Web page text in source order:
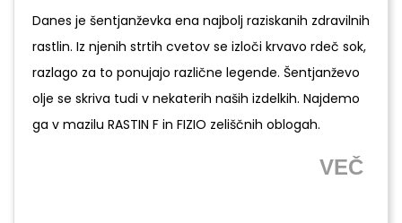
Danes je šentjanževka ena najbolj raziskanih zdravilnih
rastlin. Iz njenih strtih cvetov se izloči krvavo rdeč sok,
razlago za to ponujajo različne legende. Šentjanževo
olje se skriva tudi v nekaterih naših izdelkih. Najdemo
ga v mazilu RASTIN F in FIZIO zeliščnih oblogah.
VEČ